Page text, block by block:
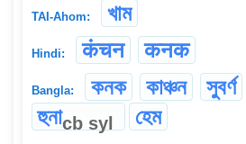
TAI-Ahom: খাম
Hindi: कंचन कनक
Bangla: কনক কাঞ্চন সুবর্ণ
হুনাcb syl হেম